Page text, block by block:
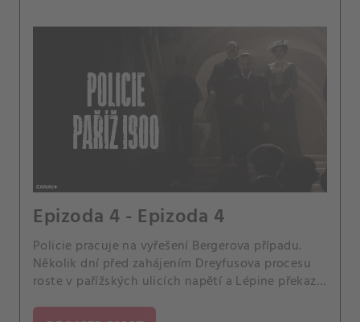
Epizoda 4 - Epizoda 4
Policie pracuje na vyřešení Bergerova případu.
Několik dní před zahájením Dreyfusova procesu
roste v pařížských ulicích napětí a Lépine překazí